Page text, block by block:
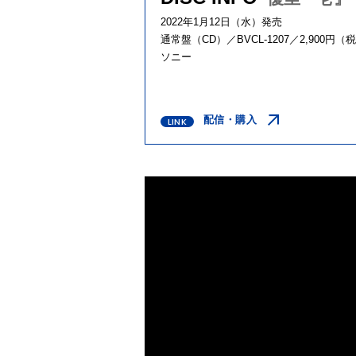
2022年1月12日（水）発売
通常盤（CD）／BVCL-1207／2,900円（
ソニー
配信・購入